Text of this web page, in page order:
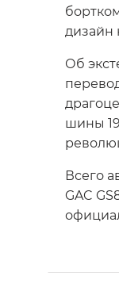
дизайн
Об
шины
Всего
GAC